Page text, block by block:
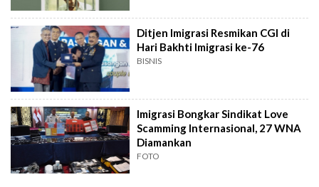
Ditjen Imigrasi Resmikan CGI di
Hari Bakhti Imigrasi ke-76
BISNIS
Imigrasi Bongkar Sindikat Love
Scamming Internasional, 27 WNA
Diamankan
FOTO